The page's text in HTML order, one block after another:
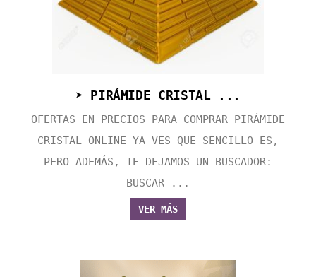
➤ PIRÁMIDE CRISTAL ...
OFERTAS EN PRECIOS PARA COMPRAR PIRÁMIDE
CRISTAL ONLINE YA VES QUE SENCILLO ES,
PERO ADEMÁS, TE DEJAMOS UN BUSCADOR:
BUSCAR ...
VER MÁS